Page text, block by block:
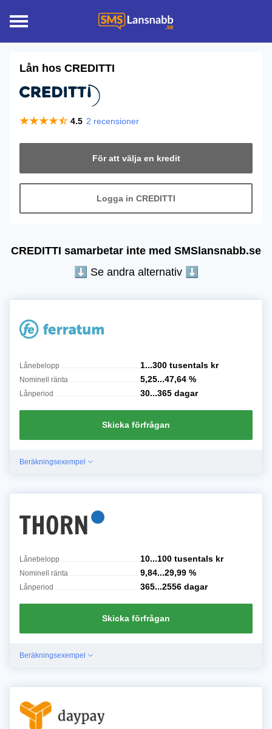
Lån hos CREDITTI
4.5 2 recensioner
För att välja en kredit
Logga in CREDITTI
CREDITTI samarbetar inte med SMSlansnabb.se
⬇︎ Se andra alternativ ⬇
Lånebelopp 1...300 tusentals kr
Nominell ränta 5,25...47,64 %
Lånperiod 30...365 dagar
Skicka förfrågan
Beräkningsexempel
Lånebelopp 10...100 tusentals kr
Nominell ränta 9,84...29,99 %
Lånperiod 365...2556 dagar
Skicka förfrågan
Beräkningsexempel